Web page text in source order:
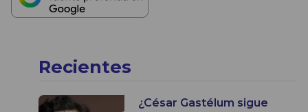
Recientes
¿César Gastélum sigue